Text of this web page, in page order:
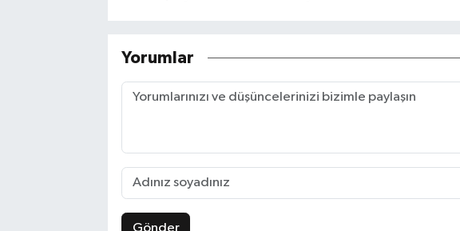
Yorumlar
Gönder